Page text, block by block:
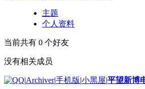
主题
个人资料
当前共有 0 个好友
没有相关成员
|Archiver|手机版|小黑屋|平望新博